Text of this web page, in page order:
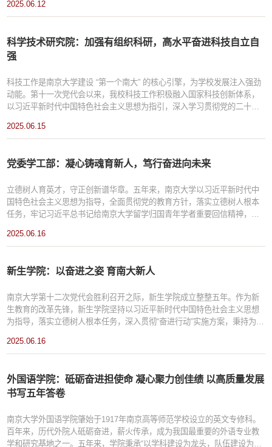
涵质量，持续拓展国际交流合作，聚焦立德树人根本任务，探索创新人才
2025.06.12
科学技术研究院：加强有组织科研，高水平奋进科技自立自
强
科技工作是南京大学建设 “第一个南大” 的核心引擎，为学校发展注入强劲
动能。第十一次党代会以来，我校科技工作积极融入国家科技创新体系，
以习近平新时代中国特色社会主义思想为指引，深入学习贯彻党的二十大
彻落实习近平总书记提出建设“第一个南大”的重要指示精神和习近平总书记
2025.06.15
党委学工部：凝心铸魂育新人，笃行奋进向未来
立德树人育英才，守正创新谱华章。五年来，南京大学以习近平新时代中
国特色社会主义思想为指导，全面贯彻党的教育方针，落实立德树人根本
任务，牢记习近平总书记给南京大学留学归国青年学者重要回信精神，不
建设“第一个南大”新征程中勇毅前行。构建整体育人格局：从“熔炉工程”到
2025.06.16
新生学院：以奋进之姿 育南大新人
南京大学第十二次党代会胜利召开之际，新生学院成立整整五年。作为新
生教育的改革先锋，新生学院坚持以习近平新时代中国特色社会主义思想
为指导，落实立德树人根本任务，深入贯彻“奋进行动”实施方案，秉持为
以七大书院为载体，扎根鼓楼校区百年文脉，努力实现从“高分考生”到“拔
2025.06.16
外国语学院：砥砺奋进担使命 凝心聚力创佳绩 以高质量发展
书写五年答卷
南京大学外国语学院肇始于1917年南京高等师范学校设立的英文专修科。
百年来，历代外院人砥砺奋进，薪火传承，成为我国最重要的外语专业教
学和研究基地之一。五年来，学院秉承“以学科建设为龙头，队伍建设为核